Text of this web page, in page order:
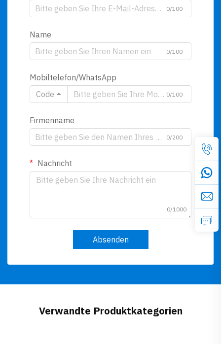
0/100
Name
0/100
Mobiltelefon/WhatsApp
Code
0/100
Firmenname
0/200
Nachricht
0/1000
Absenden
Verwandte Produktkategorien